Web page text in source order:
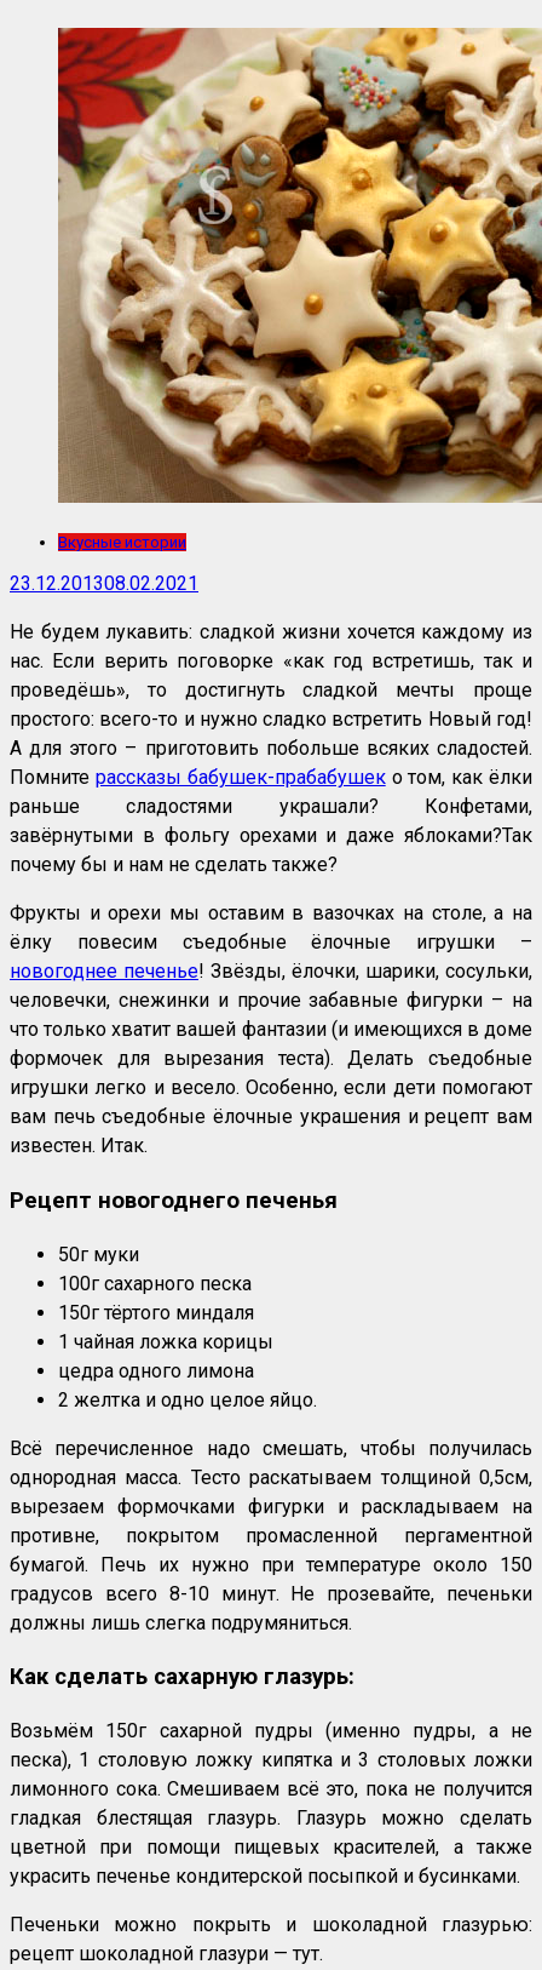
Вкусные истории
23.12.201308.02.2021
Не будем лукавить: сладкой жизни хочется каждому из
нас. Если верить поговорке «как год встретишь, так и
проведёшь», то достигнуть сладкой мечты проще
простого: всего-то и нужно сладко встретить Новый год!
А для этого – приготовить побольше всяких сладостей.
Помните рассказы бабушек-прабабушеко том, как ёлки
раньше сладостями украшали? Конфетами,
завёрнутыми в фольгу орехами и даже яблоками?Так
почему бы и нам не сделать также?
Фрукты и орехи мы оставим в вазочках на столе, а на
ёлку повесим съедобные ёлочные игрушки –
новогоднее печенье! Звёзды, ёлочки, шарики, сосульки,
человечки, снежинки и прочие забавные фигурки – на
что только хватит вашей фантазии (и имеющихся в доме
формочек для вырезания теста). Делать съедобные
игрушки легко и весело. Особенно, если дети помогают
вам печь съедобные ёлочные украшения и рецепт вам
известен. Итак.
Рецепт новогоднего печенья
50г муки
100г сахарного песка
150г тёртого миндаля
1 чайная ложка корицы
цедра одного лимона
2 желтка и одно целое яйцо.
Всё перечисленное надо смешать, чтобы получилась
однородная масса. Тесто раскатываем толщиной 0,5см,
вырезаем формочками фигурки и раскладываем на
противне, покрытом промасленной пергаментной
бумагой. Печь их нужно при температуре около 150
градусов всего 8-10 минут. Не прозевайте, печеньки
должны лишь слегка подрумяниться.
Как сделать сахарную глазурь:
Возьмём 150г сахарной пудры (именно пудры, а не
песка), 1 столовую ложку кипятка и 3 столовых ложки
лимонного сока. Смешиваем всё это, пока не получится
гладкая блестящая глазурь. Глазурь можно сделать
цветной при помощи пищевых красителей, а также
украсить печенье кондитерской посыпкой и бусинками.
Печеньки можно покрыть и шоколадной глазурью:
рецепт шоколадной глазури — тут.